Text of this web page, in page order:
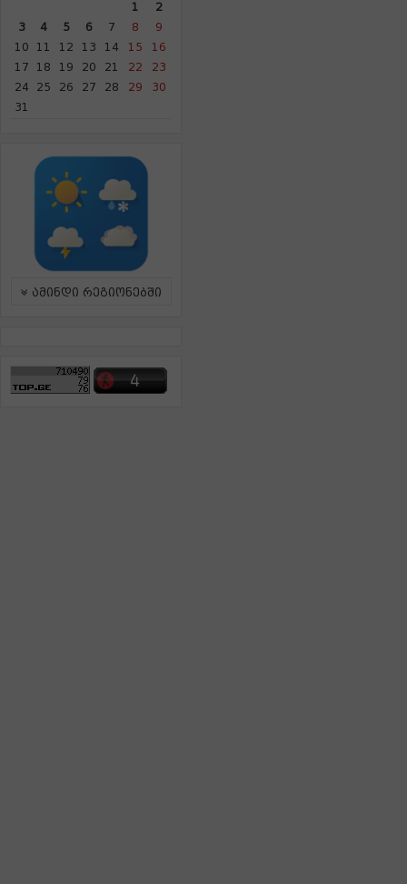
1
2
3
4 5 6 7 8
9
10
11 12 13 14 15
16
17
18 19 20 21 22
23
24
25 26 27 28 29
30
31
ამინდი რეგიონებში